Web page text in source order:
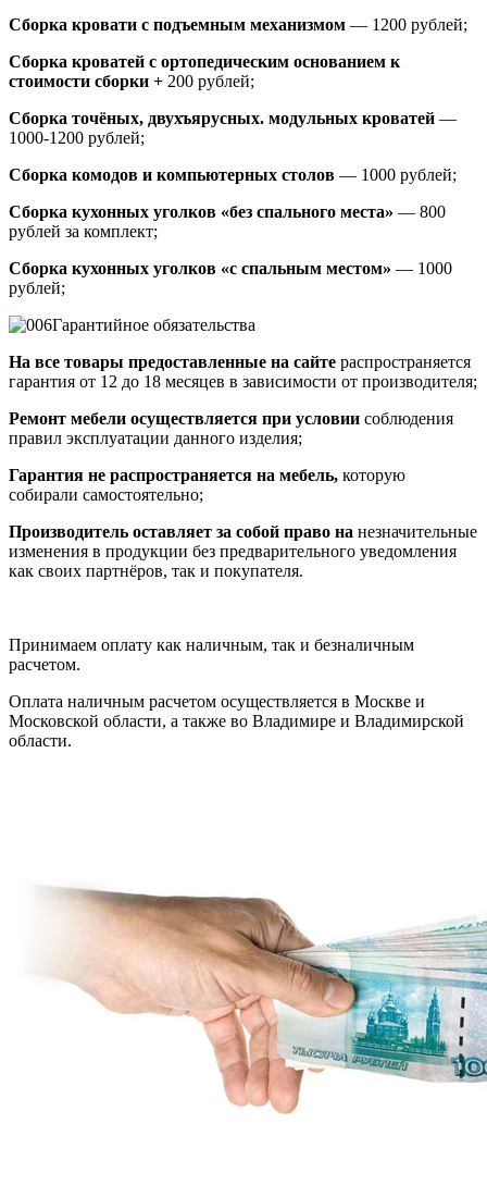
Сборка кровати с подъемным механизмом — 1200 рублей;
Сборка кроватей с ортопедическим основанием к
стоимости сборки + 200 рублей;
Сборка точёных, двухъярусных. модульных кроватей —
1000-1200 рублей;
Сборка комодов и компьютерных столов — 1000 рублей;
Сборка кухонных уголков «без спального места» — 800
рублей за комплект;
Сборка кухонных уголков «с спальным местом» — 1000
рублей;
Гарантийное обязательства
На все товары предоставленные на сайте распространяется
гарантия от 12 до 18 месяцев в зависимости от производителя;
Ремонт мебели осуществляется при условии соблюдения
правил эксплуатации данного изделия;
Гарантия не распространяется на мебель, которую
собирали самостоятельно;
Производитель оставляет за собой право на незначительные
изменения в продукции без предварительного уведомления
как своих партнёров, так и покупателя.
Принимаем оплату как наличным, так и безналичным
расчетом.
Оплата наличным расчетом осуществляется в Москве и
Московской области, а также во Владимире и Владимирской
области.